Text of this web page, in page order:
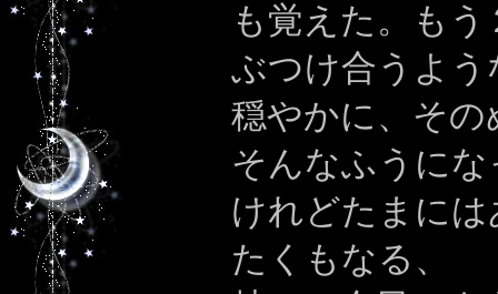
も覚えた。も
ぶつけ合うよ
穏やかに、そ
そんなふうに
けれどたまに
たくもなる、